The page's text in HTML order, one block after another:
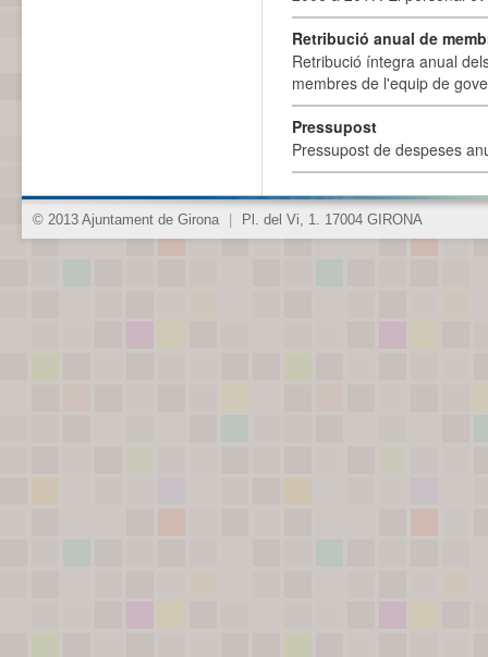
Retribució anual de
Retribució íntegra anual
membres de l'equip de
Pressupost
Pressupost de despeses
© 2013 Ajuntament de Girona Pl. del Vi, 1. 17004 GIRONA